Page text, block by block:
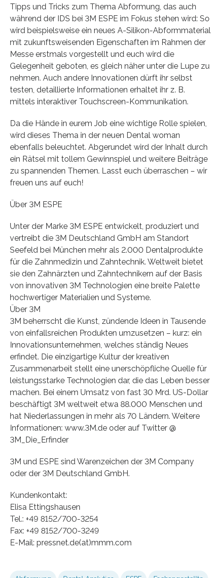
Tipps und Tricks zum Thema Abformung, das auch
während der IDS bei 3M ESPE im Fokus stehen wird: So
wird beispielsweise ein neues A-Silikon-Abformmaterial
mit zukunftsweisenden Eigenschaften im Rahmen der
Messe erstmals vorgestellt und euch wird die
Gelegenheit geboten, es gleich näher unter die Lupe zu
nehmen. Auch andere Innovationen dürft ihr selbst
testen, detaillierte Informationen erhaltet ihr z. B.
mittels interaktiver Touchscreen-Kommunikation.
Da die Hände in eurem Job eine wichtige Rolle spielen,
wird dieses Thema in der neuen Dental woman
ebenfalls beleuchtet. Abgerundet wird der Inhalt durch
ein Rätsel mit tollem Gewinnspiel und weitere Beiträge
zu spannenden Themen. Lasst euch überraschen – wir
freuen uns auf euch!
Über 3M ESPE
Unter der Marke 3M ESPE entwickelt, produziert und
vertreibt die 3M Deutschland GmbH am Standort
Seefeld bei München mehr als 2.000 Dentalprodukte
für die Zahnmedizin und Zahntechnik. Weltweit bietet
sie den Zahnärzten und Zahntechnikern auf der Basis
von innovativen 3M Technologien eine breite Palette
hochwertiger Materialien und Systeme.
Über 3M
3M beherrscht die Kunst, zündende Ideen in Tausende
von einfallsreichen Produkten umzusetzen – kurz: ein
Innovationsunternehmen, welches ständig Neues
erfindet. Die einzigartige Kultur der kreativen
Zusammenarbeit stellt eine unerschöpfliche Quelle für
leistungsstarke Technologien dar, die das Leben besser
machen. Bei einem Umsatz von fast 30 Mrd. US-Dollar
beschäftigt 3M weltweit etwa 88.000 Menschen und
hat Niederlassungen in mehr als 70 Ländern. Weitere
Informationen: www.3M.de oder auf Twitter @
3M_Die_Erfinder
3M und ESPE sind Warenzeichen der 3M Company
oder der 3M Deutschland GmbH.
Kundenkontakt:
Elisa Ettingshausen
Tel.: +49 8152/700-3254
Fax: +49 8152/700-3249
E-Mail: pressnet.de(at)mmm.com